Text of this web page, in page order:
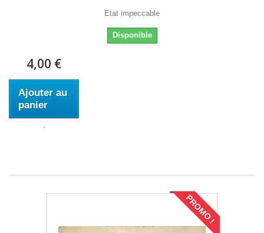
Etat impeccable
Disponible
4,00 €
Ajouter au
panier
PROMO !